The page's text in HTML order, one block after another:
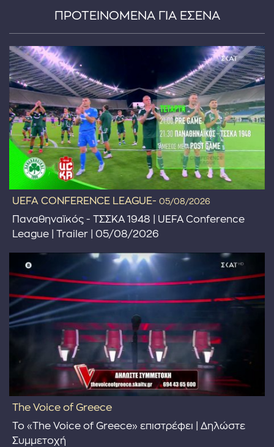
ΠΡΟΤΕΙΝΟΜΕΝΑ ΓΙΑ ΕΣΕΝΑ
UEFA CONFERENCE LEAGUE- 05/08/2026
Παναθηναϊκός - ΤΣΣΚΑ 1948 | UEFA Conference
League | Trailer | 05/08/2026
The Voice of Greece
Το «The Voice of Greece» επιστρέφει | Δηλώστε
Συμμετοχή